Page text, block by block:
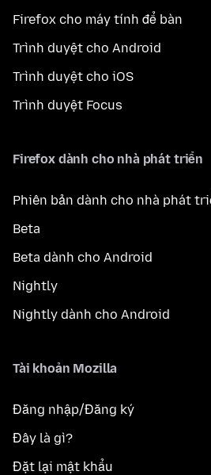
Firefox cho máy tính để bàn
Trình duyệt cho Android
Trình duyệt cho iOS
Trình duyệt Focus
Firefox dành cho nhà phát triển
Phiên bản dành cho nhà phát
Beta
Beta dành cho Android
Nightly
Nightly dành cho Android
Tài khoản Mozilla
Đăng nhập/Đăng ký
Đây là gì?
Đặt lại mật khẩu